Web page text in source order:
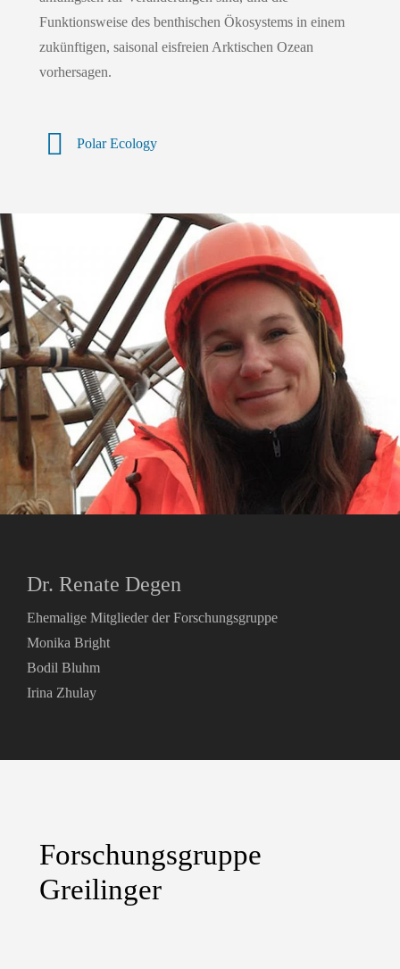
Funktionsweise des benthischen Ökosystems in einem
zukünftigen, saisonal eisfreien Arktischen Ozean
vorhersagen.
Polar Ecology
Dr. Renate Degen
Ehemalige Mitglieder der Forschungsgruppe
Monika Bright
Bodil Bluhm
Irina Zhulay
Forschungsgruppe
Greilinger